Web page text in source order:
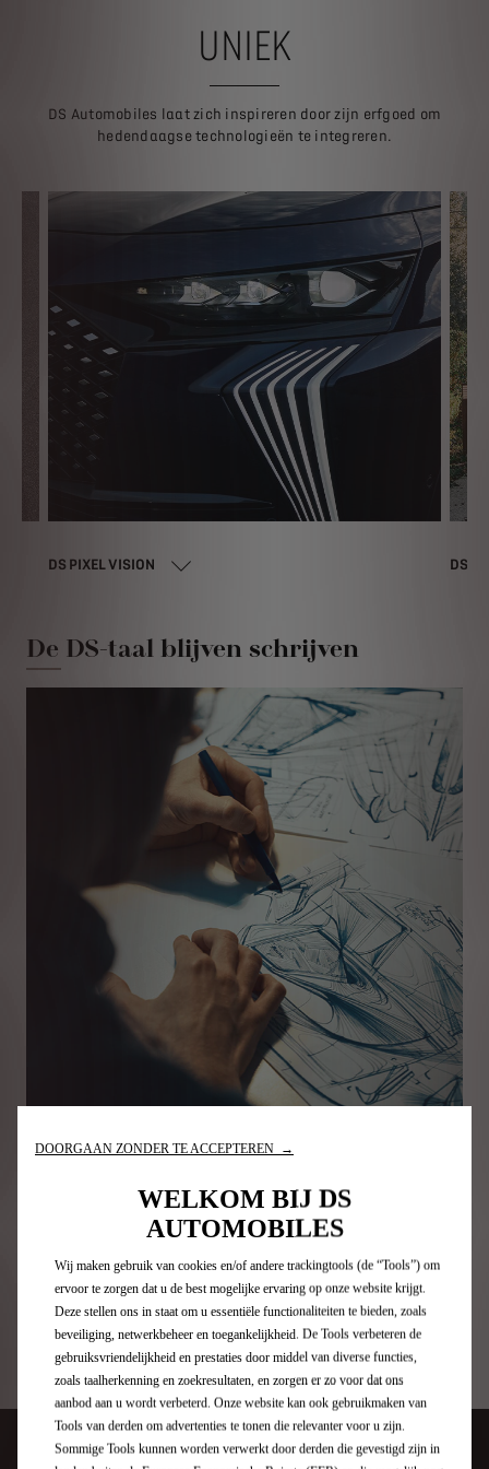
UNIEK
DS Automobiles laat zich inspireren door zijn erfgoed om
hedendaagse technologieën te integreren.
DS PIXEL VISION DS
De DS-taal blijven schrijven
Geïnspireerd door het rijke verleden van het merk en onze
designteams hun unieke knowhow van typisch Franse luxe om
onze geschiedenis te blijven schrijven en de auto van morgen
te ontwerpen. Onder hun deskundige oog worden onze wagens
technologische modellen met een silhouet en persoonlijkheid
zonder weerga.
Ontdek onze knowhow
Een visie geïnspireerd door
DOORGAAN ZONDER TE ACCEPTEREN →
WELKOM BIJ DS
AUTOMOBILES
Wij maken gebruik van cookies en/of andere trackingtools (de “Tools”) om
ervoor te zorgen dat u de best mogelijke ervaring op onze website krijgt.
Deze stellen ons in staat om u essentiële functionaliteiten te bieden, zoals
beveiliging, netwerkbeheer en toegankelijkheid. De Tools verbeteren de
gebruiksvriendelijkheid en prestaties door middel van diverse functies,
zoals taalherkenning en zoekresultaten, en zorgen er zo voor dat ons
aanbod aan u wordt verbeterd. Onze website kan ook gebruikmaken van
Tools van derden om advertenties te tonen die relevanter voor u zijn.
Sommige Tools kunnen worden verwerkt door derden die gevestigd zijn in